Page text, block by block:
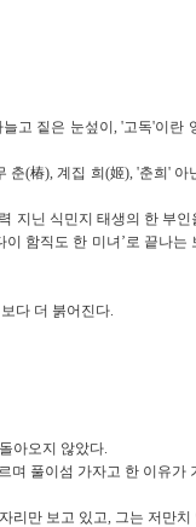
고 짙은 눈섶이, '고독'이란
(椿), 계집 희(姬), '춘희' 아
닌 식민지 태생의 한 부인
함직도 한 미녀’로 끝나는
다 더 붉어진다.
아오지 않았다.
며 풀이섬 가자고 한 이유가
리만 보고 있고, 그는 저만